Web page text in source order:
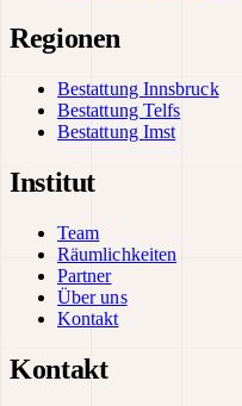
Regionen
Bestattung Innsbruck
Bestattung Telfs
Bestattung Imst
Institut
Team
Räumlichkeiten
Partner
Über uns
Kontakt
Kontakt